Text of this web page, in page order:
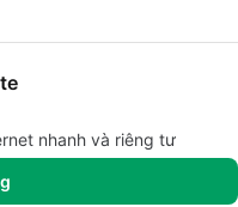
nhanh và riêng tư